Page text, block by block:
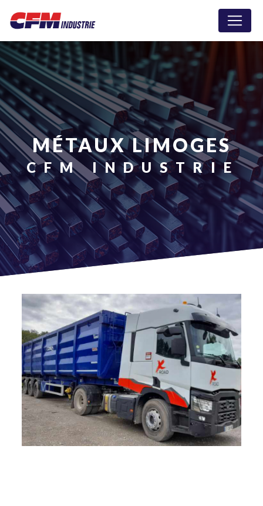
MÉTAUX LIMOGES
CFM INDUSTRIE